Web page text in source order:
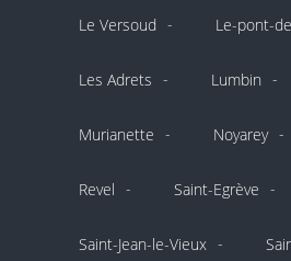
Le Versoud Le-pont-
Les Adrets Lumbin
Murianette Noyarey
Revel Saint-Egrève
Saint-Jean-le-Vieux